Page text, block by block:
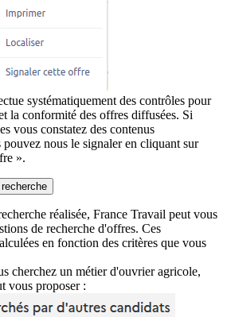
systématiquement des contrôles pour
la conformité des offres diffusées. Si
vous constatez des contenus
nous le signaler en cliquant sur
».
réalisée, France Travail peut vous
de recherche d'offres. Ces
en fonction des critères que vous
cherchez un métier d'ouvrier agricole,
vous proposer :